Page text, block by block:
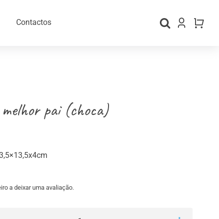
Contactos
pai (choca)
a deixar uma avaliação.